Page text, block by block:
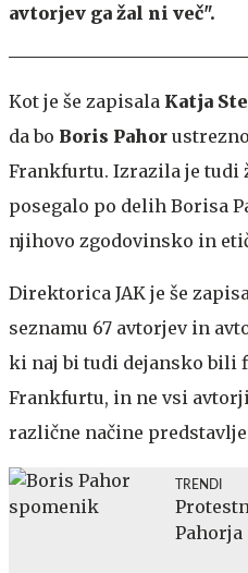
avtorjev ga žal ni več".
Kot je še zapisala Katja
da bo Boris Pahor
Frankfurtu. Izrazila je tudi
posegalo po delih Borisa
njihovo zgodovinsko in
Direktorica JAK je še
seznamu 67 avtorjev in
ki naj bi tudi dejansko bili
Frankfurtu, in ne vsi
različne načine
TRENDI
Pahorja